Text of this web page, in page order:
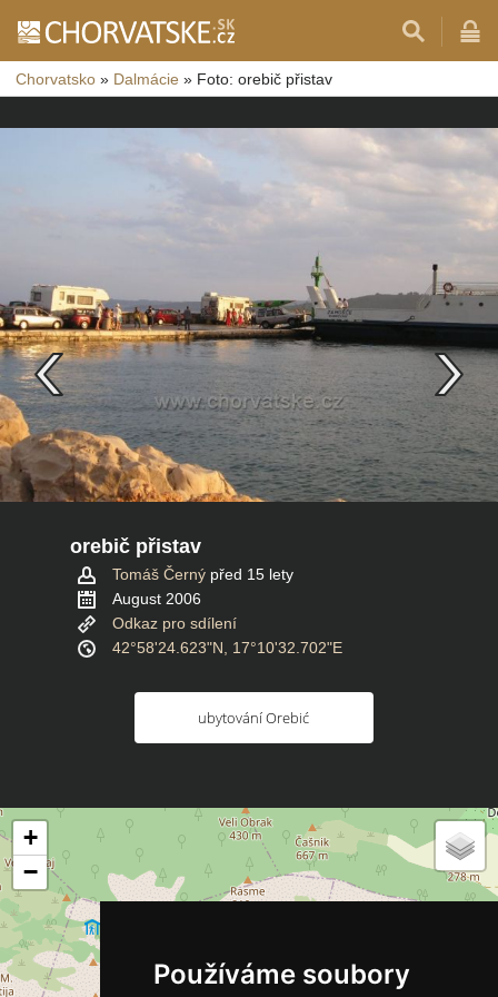
Používáme soubory
Chorvatsko » Dalmácie » Foto: orebič přistav
orebič přistav
Tomáš Černý před 15 lety
August 2006
Odkaz pro sdílení
42°58'24.623"N, 17°10'32.702"E
ubytování Orebić
+
−